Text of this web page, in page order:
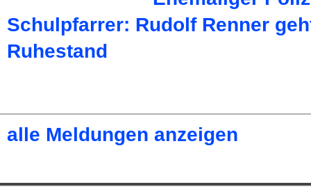
Schulpfarrer: Rudolf Renner
Ruhestand
alle Meldungen anzeigen